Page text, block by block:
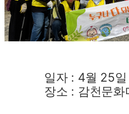
일자 : 4월 25
장소 : 감천문화